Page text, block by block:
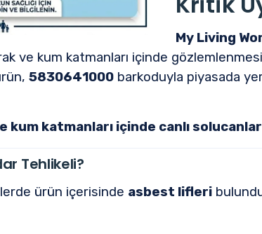
My Living
ve kum katmanları içinde
5830641000 barkoduyla piyasada
kum katmanları içinde canlı
Tehlikeli?
ürün içerisinde asbest lifleri